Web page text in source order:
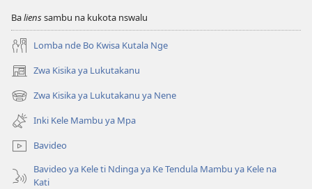
Balienssambu na kukota nswalu
Lomba nde Bo Kwisa Kutala Nge
Zwa Kisika ya Lukutakanu
(ke
kangula
lutiti
ya
mpa)
Zwa Kisika ya Lukutakanu ya Nene
(ke
kangula
lutiti
ya
mpa)
Inki Kele Mambu ya Mpa
Bavideo
Bavideo ya Kele ti Ndinga ya Ke Tendula Mambu ya Kele na
Kati